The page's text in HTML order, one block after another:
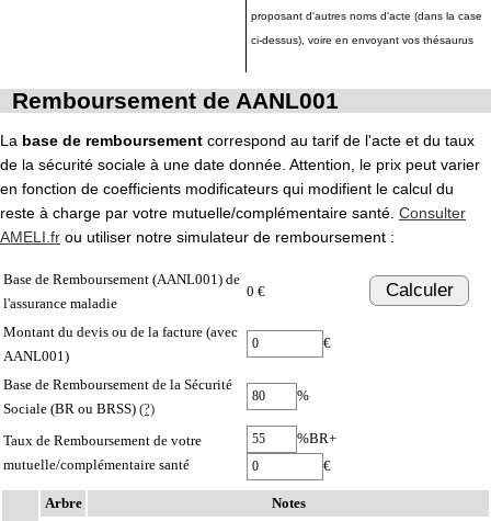
proposant d'autres noms d'acte (dans la case
ci-dessus), voire en envoyant vos thésaurus
Remboursement de AANL001
La base de remboursement correspond au tarif de l'acte et du taux
de la sécurité sociale à une date donnée. Attention, le prix peut varier
en fonction de coefficients modificateurs qui modifient le calcul du
reste à charge par votre mutuelle/complémentaire santé. Consulter
AMELI.fr ou utiliser notre simulateur de remboursement :
Base de Remboursement (AANL001) de
l'assurance maladie
0 € Calculer
Montant du devis ou de la facture (avec
AANL001)
€
Base de Remboursement de la Sécurité
Sociale (BR ou BRSS) (?)
%
Taux de Remboursement de votre
mutuelle/complémentaire santé
%BR+
€
Arbre Notes